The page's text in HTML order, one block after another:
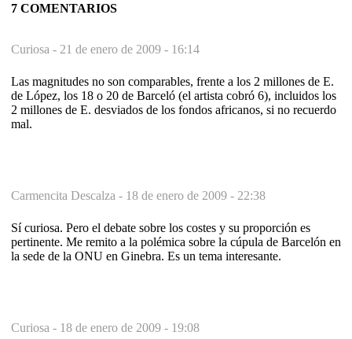
7 COMENTARIOS
Curiosa - 21 de enero de 2009 - 16:14
Las magnitudes no son comparables, frente a los 2 millones de E.
de López, los 18 o 20 de Barceló (el artista cobró 6), incluidos los
2 millones de E. desviados de los fondos africanos, si no recuerdo
mal.
Carmencita Descalza - 18 de enero de 2009 - 22:38
Sí curiosa. Pero el debate sobre los costes y su proporción es
pertinente. Me remito a la polémica sobre la cúpula de Barcelón en
la sede de la ONU en Ginebra. Es un tema interesante.
Curiosa - 18 de enero de 2009 - 19:08